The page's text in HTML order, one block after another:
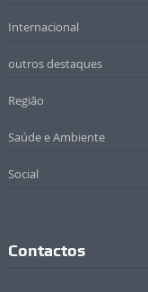
Internacional
outros destaques
Região
Saúde e Ambiente
Social
Contactos